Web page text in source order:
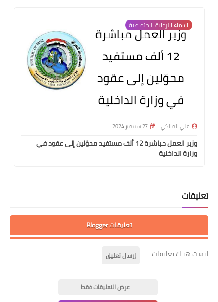
اسماء االرعاية الاجتماعية
علي المالكي 27 سبتمبر 2024
وزير العمل مباشرة 12 ألف مستفيد محوّلين إلى عقود في
وزارة الداخلية
تعليقات
تعليقات Blogger
ليست هناك تعليقات إرسال تعليق
عرض التعليقات فقط